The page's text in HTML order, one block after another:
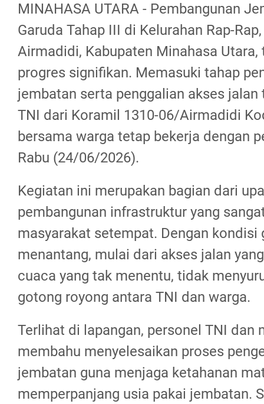
MINAHASA UTARA - Pembangunan
Garuda Tahap III di Kelurahan Rap-
Airmadidi, Kabupaten Minahasa
progres signifikan. Memasuki tahap
jembatan serta penggalian akses jalan
TNI dari Koramil 1310-06/Airmadidi
bersama warga tetap bekerja dengan
Rabu (24/06/2026).
Kegiatan ini merupakan bagian dari
pembangunan infrastruktur yang
masyarakat setempat. Dengan kondisi
menantang, mulai dari akses jalan
cuaca yang tak menentu, tidak
gotong royong antara TNI dan warga.
Terlihat di lapangan, personel TNI dan
membahu menyelesaikan proses
jembatan guna menjaga ketahanan
memperpanjang usia pakai jembatan.